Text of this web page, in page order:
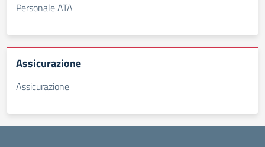
Personale ATA
Assicurazione
Assicurazione